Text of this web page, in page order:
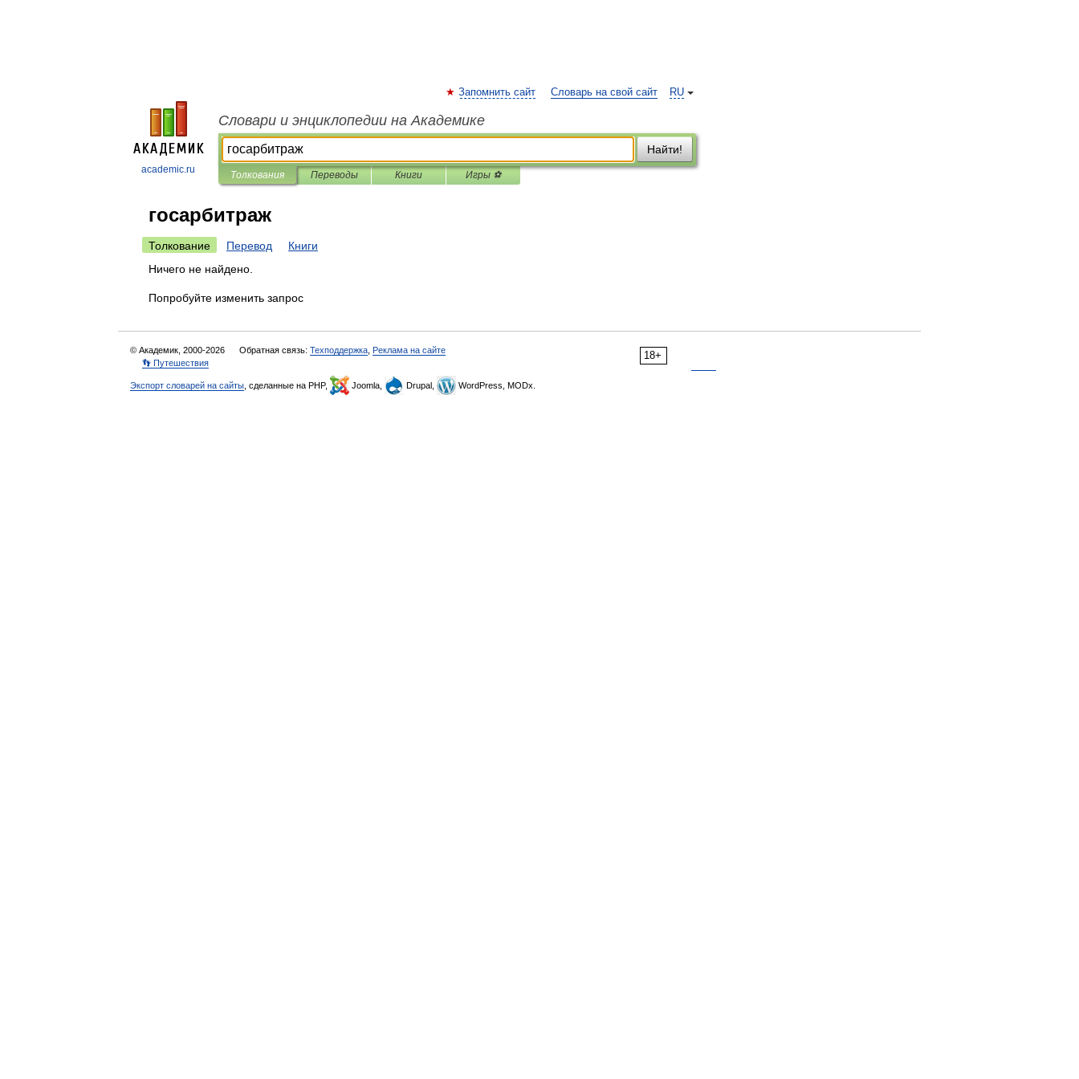
academic.ru
RU
Запомнить сайт Словарь на свой сайт
Словари и энциклопедии на Академике
Найти!
Толкования Переводы Книги Игры ⚽
госарбитраж
Толкование Перевод
Книги
Ничего не найдено.
Попробуйте изменить запрос
18+
© Академик, 2000-2026 Обратная связь: Техподдержка Реклама на сайте
👣 Путешествия
Экспорт словарей на сайты , сделанные на PHP, Joomla, Drupal, WordPress, MODx.